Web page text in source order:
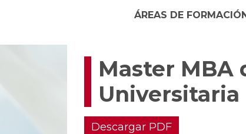
ÁREAS DE
Master MBA
Universitaria
Descargar PDF